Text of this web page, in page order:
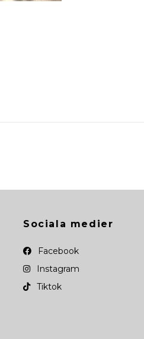
Sociala medier
Facebook
Instagram
Tiktok